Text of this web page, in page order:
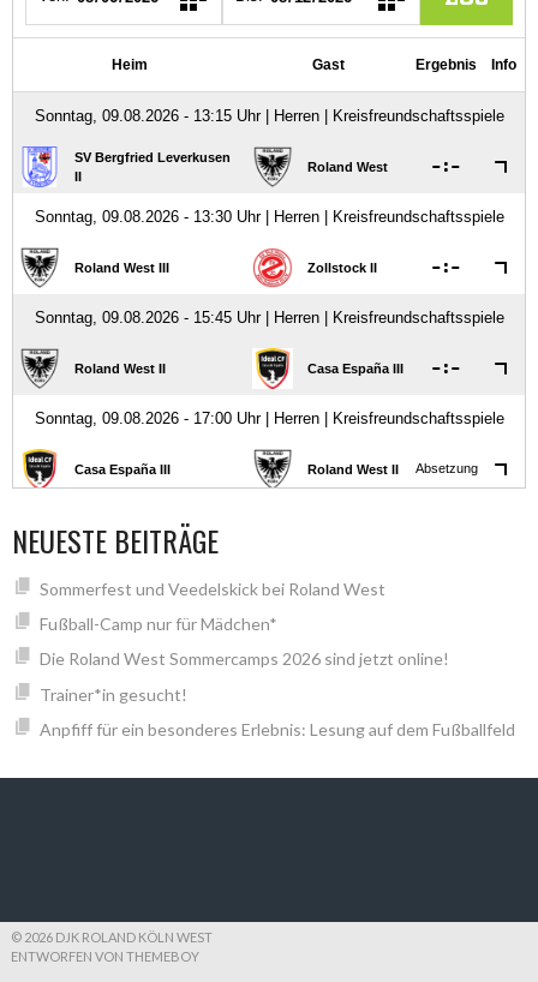
NEUESTE BEITRÄGE
Sommerfest und Veedelskick bei Roland West
Fußball-Camp nur für Mädchen*
Die Roland West Sommercamps 2026 sind jetzt online!
Trainer*in gesucht!
Anpfiff für ein besonderes Erlebnis: Lesung auf dem Fußballfeld
© 2026 DJK ROLAND KÖLN WEST
ENTWORFEN VON THEMEBOY